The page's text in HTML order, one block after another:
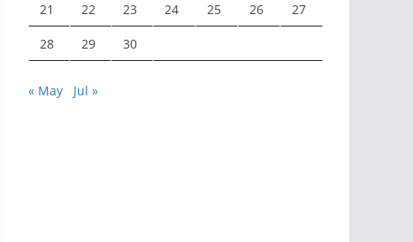
21 22 23 24 25 26 27
28 29 30
« May Jul »